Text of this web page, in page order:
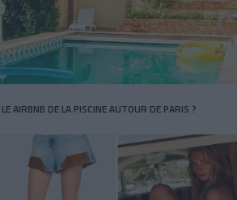
AIRBNB DE LA PISCINE AUTOUR DE PARIS ?